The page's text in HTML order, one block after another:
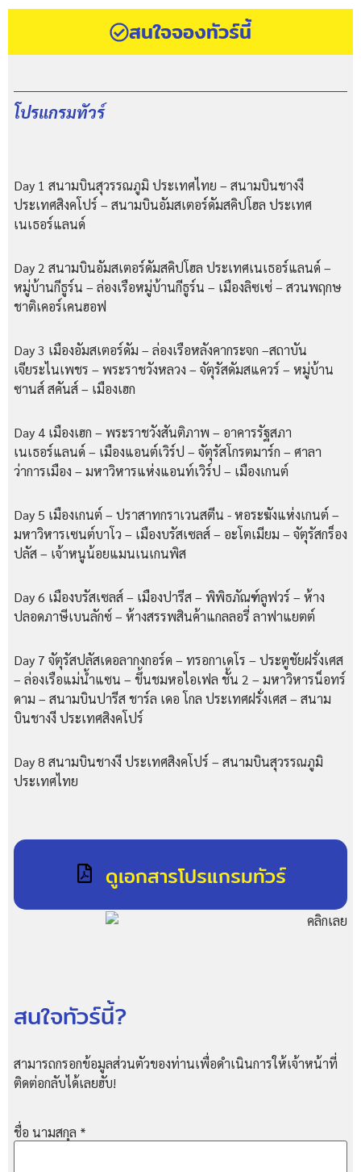
สนใจจองทัวร์นี้
โปรแกรมทัวร์
Day 1 สนามบินสุวรรณภูมิ ประเทศไทย – สนามบินชางงี
ประเทศสิงคโปร์ – สนามบินอัมสเตอร์ดัมสคิปโฮล ประเทศ
เนเธอร์แลนด์
Day 2 สนามบินอัมสเตอร์ดัมสคิปโฮล ประเทศเนเธอร์แลนด์ –
หมู่บ้านกีธูร์น – ล่องเรือหมู่บ้านกีธูร์น – เมืองลิซเซ่ – สวนพฤกษ
ชาติเคอร์เคนฮอฟ
Day 3 เมืองอัมสเตอร์ดัม – ล่องเรือหลังคากระจก –สถาบัน
เจียระไนเพชร – พระราชวังหลวง – จัตุรัสดัมสแควร์ – หมู่บ้าน
ซานส์ สคันส์ – เมืองเฮก
Day 4 เมืองเฮก – พระราชวังสันติภาพ – อาคารรัฐสภา
เนเธอร์แลนด์ – เมืองแอนต์เวิร์ป – จัตุรัสโกรตมาร์ก – ศาลา
ว่าการเมือง – มหาวิหารแห่งแอนท์เวิร์ป – เมืองเกนต์
Day 5 เมืองเกนต์ – ปราสาทกราเวนสตีน - หอระฆังแห่งเกนต์ –
มหาวิหารเซนต์บาโว – เมืองบรัสเซลส์ – อะโตเมียม – จัตุรัสกร็อง
ปลัส – เจ้าหนูน้อยแมนเนเกนพิส
Day 6 เมืองบรัสเซลส์ – เมืองปารีส – พิพิธภัณฑ์ลูฟวร์ – ห้าง
ปลอดภาษีเบนลักซ์ – ห้างสรรพสินค้าแกลลอรี่ ลาฟาแยตต์
Day 7 จัตุรัสปลัสเดอลากงกอร์ด – ทรอกาเดโร – ประตูชัยฝรั่งเศส
– ล่องเรือแม่น้ำแซน – ขึ้นชมหอไอเฟล ชั้น 2 – มหาวิหารน็อทร์
ดาม – สนามบินปารีส ชาร์ล เดอ โกล ประเทศฝรั่งเศส – สนาม
บินชางงี ประเทศสิงคโปร์
Day 8 สนามบินชางงี ประเทศสิงคโปร์ – สนามบินสุวรรณภูมิ
ประเทศไทย
ดูเอกสารโปรแกรมทัวร์
สนใจทัวร์นี้?
สามารถกรอกข้อมูลส่วนตัวของท่านเพื่อดำเนินการให้เจ้าหน้าที่
ติดต่อกลับได้เลยฮับ!
ชื่อ นามสกุล *